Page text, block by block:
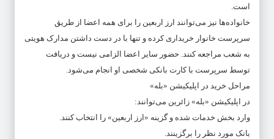
است.
خانواده‌ها نیز می‌توانند ارز اربعین را برای همه اعضا از طریق
سرپرست خانوار خریداری کرده و تنها با در دست داشتن مدارک هویتی
به شعب مراجعه کنند. حضور سایر اعضا الزامی نیست و دریافت
توسط سرپرست با کارت بانکی شخصی او انجام می‌شود.
مراحل خرید در اپلیکیشن «بله»
در اپلیکیشن «بله» زائرین می‌توانند:
وارد بخش خدمات شده و گزینه «ارز اربعین» را انتخاب کنند.
بانک مورد نظر را برگزینند.